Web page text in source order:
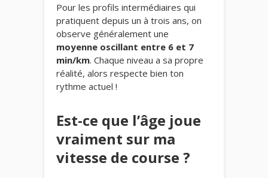
Pour les profils intermédiaires qui
pratiquent depuis un à trois ans, on
observe généralement une
moyenne oscillant entre 6 et 7
min/km. Chaque niveau a sa propre
réalité, alors respecte bien ton
rythme actuel !
Est-ce que l’âge joue
vraiment sur ma
vitesse de course ?